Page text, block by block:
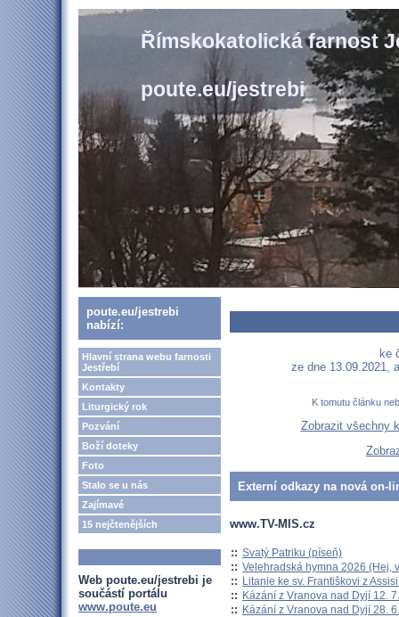
Římskokatolická farnost
poute.eu/jestrebi
poute.eu/jestrebi
nabízí:
Hlavní strana webu farnosti
Jestřebí
Kontakty
Liturgický rok
Pozvání
Boží doteky
Foto
Stalo se u nás
Zajímavé
15 nejčtenějších
Web poute.eu/jestrebi je
součástí portálu
www.poute.eu
ke
ze dne 13.09.2021,
K tomutu článku
Zobrazit všechny
Externí odkazy na nová on-
www.TV-MIS.cz
:: Svatý Patriku (píseň)
:: Velehradská hymna 2026 (Hej,
:: Litanie ke sv. Františkovi z
:: Kázání z Vranova nad Dyjí 12.
:: Kázání z Vranova nad Dyjí 28.